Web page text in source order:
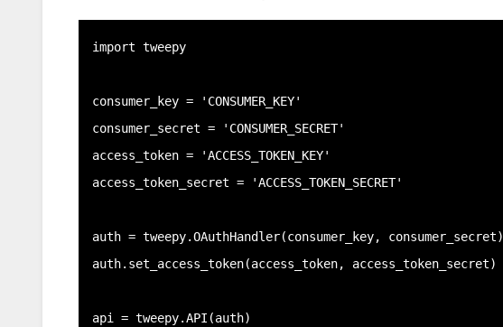
import tweepy
consumer_key = 'CONSUMER_KEY'
consumer_secret = 'CONSUMER_SECRET'
access_token = 'ACCESS_TOKEN_KEY'
access_token_secret = 'ACCESS_TOKEN_SECRET'
auth = tweepy.OAuthHandler(consumer_key, consumer_secret)
auth.set_access_token(access_token, access_token_secret)
api = tweepy.API(auth)